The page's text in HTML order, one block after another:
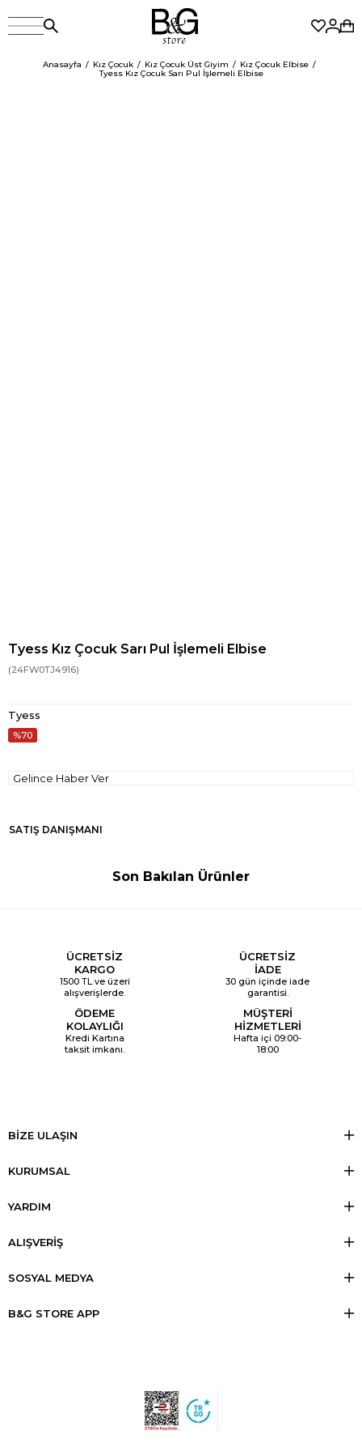
Anasayfa Kız Çocuk Kız Çocuk Üst Giyim
Kız Çocuk Elbise
Tyess Kız Çocuk Sarı Pul İşlemeli Elbise
Tyess Kız Çocuk Sarı Pul İşlemeli Elbise
(24FW0TJ4916)
Tyess
70
Gelince Haber Ver
SATIŞ DANIŞMANI
Son Bakılan Ürünler
ÜCRETSİZ
KARGO
1500 TL ve üzeri
alışverişlerde.
ÜCRETSİZ
İADE
30 gün içinde iade
garantisi.
ÖDEME
KOLAYLIĞI
Kredi Kartına
taksit imkanı.
MÜŞTERİ
HİZMETLERİ
Hafta içi 09:00-
18:00
BİZE ULAŞIN
KURUMSAL
YARDIM
ALIŞVERİŞ
SOSYAL MEDYA
B&G STORE APP